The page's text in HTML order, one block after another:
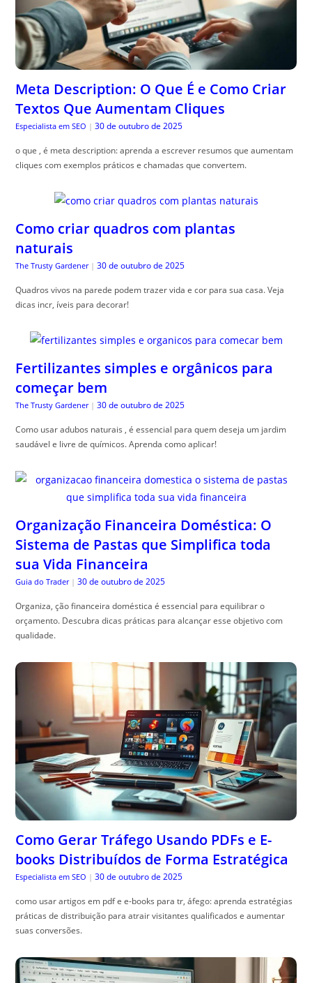
Meta Description: O Que É e Como Criar
Textos Que Aumentam Cliques
Especialista em SEO | 30 de outubro de 2025
o que , é meta description: aprenda a escrever resumos que aumentam
cliques com exemplos práticos e chamadas que convertem.
Como criar quadros com plantas
naturais
The Trusty Gardener | 30 de outubro de 2025
Quadros vivos na parede podem trazer vida e cor para sua casa. Veja
dicas incr, íveis para decorar!
Fertilizantes simples e orgânicos para
começar bem
The Trusty Gardener | 30 de outubro de 2025
Como usar adubos naturais , é essencial para quem deseja um jardim
saudável e livre de químicos. Aprenda como aplicar!
Organização Financeira Doméstica: O
Sistema de Pastas que Simplifica toda
sua Vida Financeira
Guia do Trader | 30 de outubro de 2025
Organiza, ção financeira doméstica é essencial para equilibrar o
orçamento. Descubra dicas práticas para alcançar esse objetivo com
qualidade.
Como Gerar Tráfego Usando PDFs e E-
books Distribuídos de Forma Estratégica
Especialista em SEO | 30 de outubro de 2025
como usar artigos em pdf e e-books para tr, áfego: aprenda estratégias
práticas de distribuição para atrair visitantes qualificados e aumentar
suas conversões.